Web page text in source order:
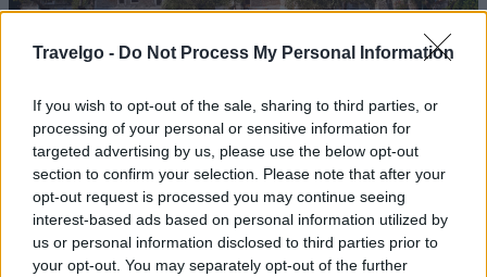
Travelgo - Do Not Process My Personal Information
If you wish to opt-out of the sale, sharing to third parties, or
processing of your personal or sensitive information for
targeted advertising by us, please use the below opt-out
section to confirm your selection. Please note that after your
opt-out request is processed you may continue seeing
interest-based ads based on personal information utilized by
us or personal information disclosed to third parties prior to
your opt-out. You may separately opt-out of the further
Μονή Φανερωμένης / Πηγή: Shutterstock
Το μεγαλύτερο μοναστήρι του νησιού είναι χτισμένο σε
μια ειδυλλιακή τοποθεσία δίπλα στη θάλασσα. ΗΜονή
Φανερωμένηςμε τα πετρόκτιστα κτίσματα και το